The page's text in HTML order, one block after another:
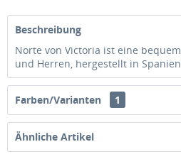
Beschreibung
Norte von Victoria ist eine
und Herren, hergestellt in
Farben/Varianten 1
Ähnliche Artikel